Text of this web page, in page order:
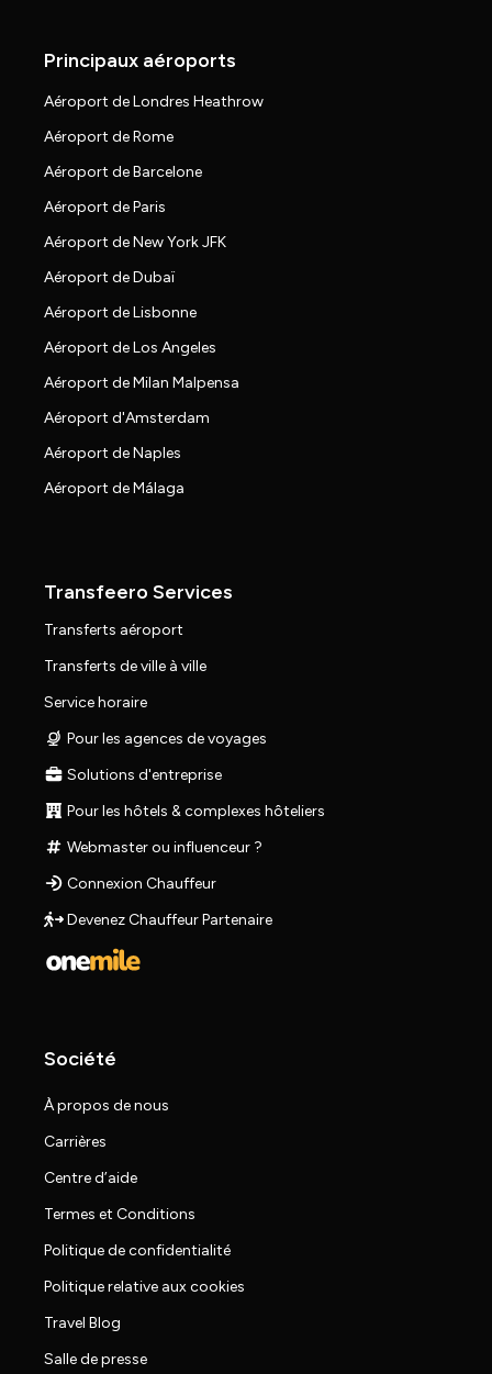
Principaux aéroports
Aéroport de Londres Heathrow
Aéroport de Rome
Aéroport de Barcelone
Aéroport de Paris
Aéroport de New York JFK
Aéroport de Dubaï
Aéroport de Lisbonne
Aéroport de Los Angeles
Aéroport de Milan Malpensa
Aéroport d'Amsterdam
Aéroport de Naples
Aéroport de Málaga
Transfeero Services
Transferts aéroport
Transferts de ville à ville
Service horaire
Pour les agences de voyages
Solutions d'entreprise
Pour les hôtels & complexes hôteliers
Webmaster ou influenceur ?
Connexion Chauffeur
Devenez Chauffeur Partenaire
Société
À propos de nous
Carrières
Centre d’aide
Termes et Conditions
Politique de confidentialité
Politique relative aux cookies
Travel Blog
Salle de presse